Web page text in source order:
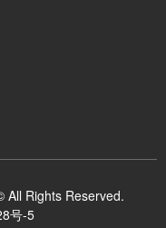
All Rights Reserved.
号-5